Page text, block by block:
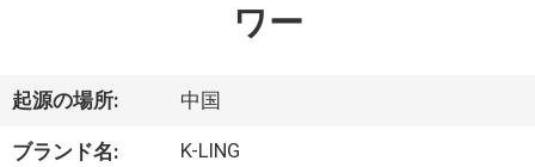
わ
ワー
起源の場所: 中国
ブランド名: K-LING